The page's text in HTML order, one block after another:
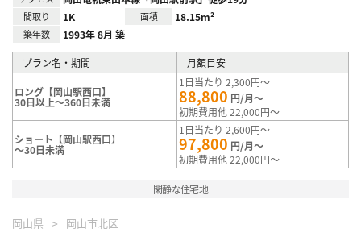
間取り 1K 面積 18.15m²
築年数 1993年 8月 築
プラン名・期間 月額目安
ロング【岡山駅西口】
30日以上～360日未満
1日当たり 2,300円～
88,800 円/月～
初期費用他 22,000円～
ショート【岡山駅西口】
～30日未満
1日当たり 2,600円～
97,800 円/月～
初期費用他 22,000円～
閑静な住宅地
岡山県 岡山市北区